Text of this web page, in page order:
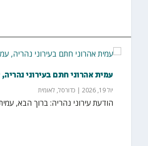
עמית אהרוני חתם בעירוני
יול 19, 2026 | כדורסל, לאומית
הודעת עירוני נהריה: ברוך הבא,